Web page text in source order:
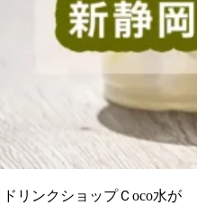
リンクショップＣ oco水が